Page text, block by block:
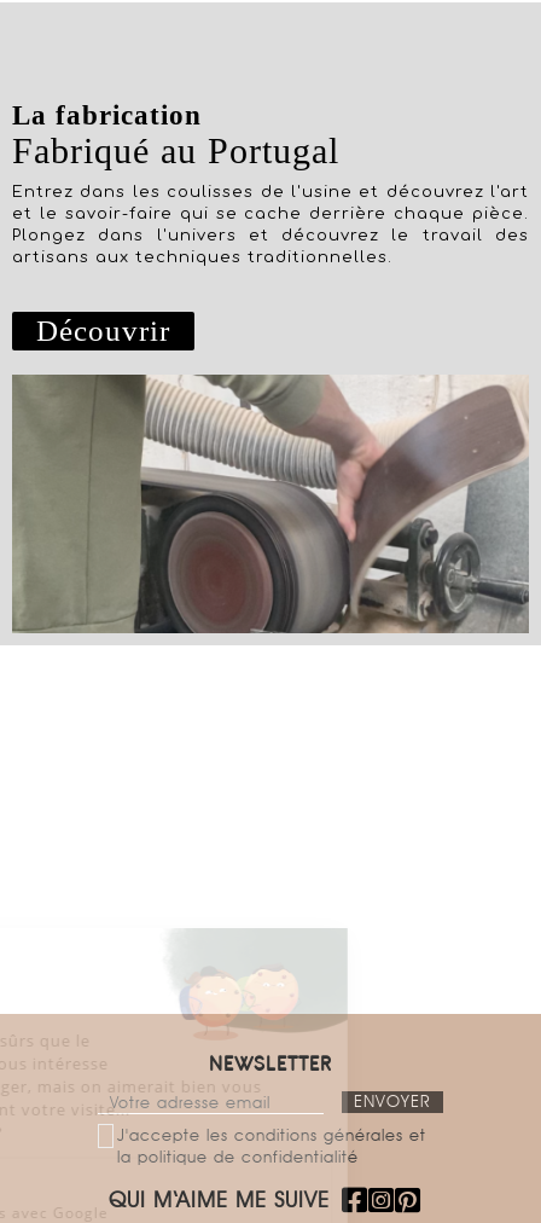
La fabrication
Fabriqué au Portugal
Entrez dans les coulisses de l'usine et découvrez l'art
et le savoir-faire qui se cache derrière chaque pièce.
Plongez dans l'univers et découvrez le travail des
artisans aux techniques traditionnelles.
Découvrir
NEWSLETTER
J'accepte les conditions générales et
la politique de confidentialité
QUI M‘AIME ME SUIVE
les Cookies !
On a attendu d'être sûrs que le
contenu de ce site vous intéresse
avant de vous déranger, mais on aimerait bien vous
accompagner pendant votre visite...
C'est OK pour vous ?
Voici pourquoi nous utilisons des cookies.
Partage de données avec Google